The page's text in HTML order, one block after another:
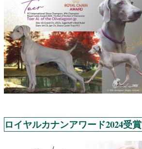
ロイヤルカナンアワード2024受賞